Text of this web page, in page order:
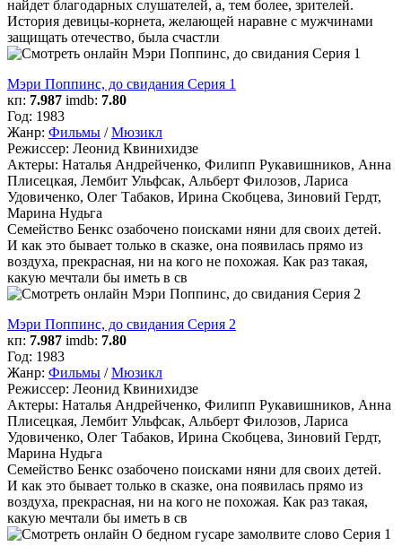
найдет благодарных слушателей, а, тем более, зрителей.
История девицы-корнета, желающей наравне с мужчинами
защищать отечество, была счастли
Мэри Поппинс, до свидания Серия 1
кп: 7.987 imdb: 7.80
Год: 1983
Жанр: Фильмы /Мюзикл
Режиссер: Леонид Квинихидзе
Актеры: Наталья Андрейченко, Филипп Рукавишников, Анна
Плисецкая, Лембит Ульфсак, Альберт Филозов, Лариса
Удовиченко, Олег Табаков, Ирина Скобцева, Зиновий Гердт,
Марина Нудьга
Семейство Бенкс озабочено поисками няни для своих детей.
И как это бывает только в сказке, она появилась прямо из
воздуха, прекрасная, ни на кого не похожая. Как раз такая,
какую мечтали бы иметь в св
Мэри Поппинс, до свидания Серия 2
кп: 7.987 imdb: 7.80
Год: 1983
Жанр: Фильмы /Мюзикл
Режиссер: Леонид Квинихидзе
Актеры: Наталья Андрейченко, Филипп Рукавишников, Анна
Плисецкая, Лембит Ульфсак, Альберт Филозов, Лариса
Удовиченко, Олег Табаков, Ирина Скобцева, Зиновий Гердт,
Марина Нудьга
Семейство Бенкс озабочено поисками няни для своих детей.
И как это бывает только в сказке, она появилась прямо из
воздуха, прекрасная, ни на кого не похожая. Как раз такая,
какую мечтали бы иметь в св